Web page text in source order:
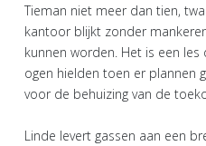
Tieman niet meer dan tien,
kantoor blijkt zonder
kunnen worden. Het is een
ogen hielden toen er plannen
voor de behuizing van de
Linde levert gassen aan een